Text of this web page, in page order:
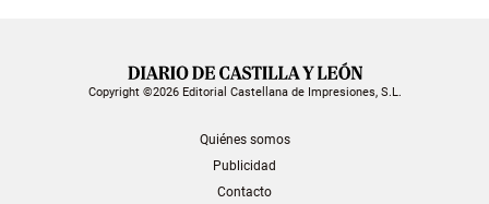
Copyright ©2026 Editorial Castellana de Impresiones, S.L.
Quiénes somos
Publicidad
Contacto